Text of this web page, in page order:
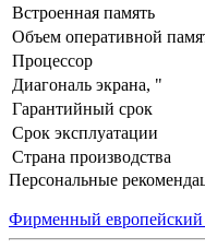
Встроенная память
Объем оперативной
Процессор
Диагональ экрана, "
Гарантийный срок
Срок эксплуатации
Страна производства
Персональные
Фирменный европейский